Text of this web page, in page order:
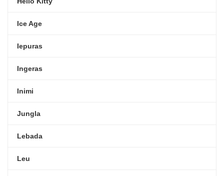
Ice Age
Iepuras
Ingeras
Inimi
Jungla
Lebada
Leu